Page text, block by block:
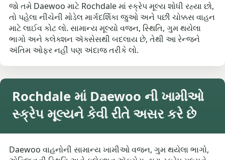
જો તમે Daewoo માટે Rochdale માં સ્ક્રેપ મૂલ્ય શોધી રહ્યા છો,
તો પહેલા નીચેની મોડેલ માર્ગદર્શિકા જુઓ અને પછી ચોક્કસ વાહન
માટે લાઈવ કોટ લો. સામાન્ય મૂલ્યો વજન, સ્થિતિ, ગુમ થયેલા
ભાગો અને કલેક્શન ઍક્સેસથી બદલાય છે, તેથી આ રેન્જને
અંતિમ ઓફર નહીં પણ અંદાજ તરીકે લો.
Rochdale માં Daewoo ની ખામીઓ
સ્ક્રેપ મૂલ્યને કેવી રીતે અસર કરે છે
Daewoo વાહનોની સામાન્ય ખામીઓ વજન, ગુમ થયેલા ભાગો,